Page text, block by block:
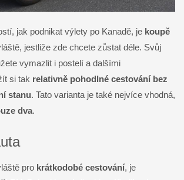
jak podnikat výlety po Kanadě, je koupě
jestliže zde chcete zůstat déle. Svůj
vymazlit i postelí a dalšími
si tak relativně pohodlné cestování bez
stanu. Tato varianta je také nejvíce vhodná,
dva.
pro krátkodobé cestování, je